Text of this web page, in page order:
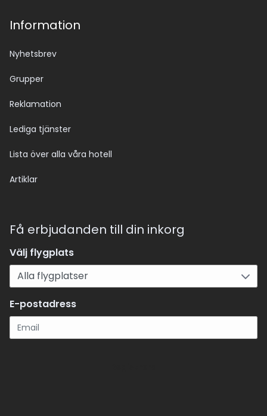
Information
Nyhetsbrev
Grupper
Reklamation
Lediga tjänster
Lista över alla våra hotell
Artiklar
Få erbjudanden till din inkorg
Välj flygplats
E-postadress